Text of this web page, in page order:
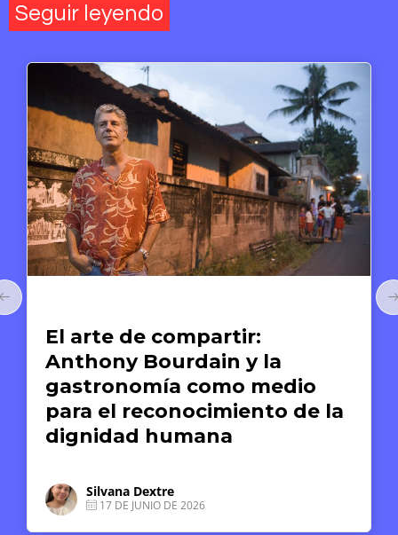
Seguir leyendo
El arte de compartir:
Anthony Bourdain y la
gastronomía como medio
para el reconocimiento de la
dignidad humana
Silvana Dextre
17 DE JUNIO DE 2026